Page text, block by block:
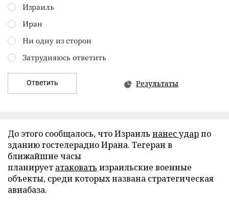
Израиль
Иран
Ни одну из сторон
Затрудняюсь ответить
Ответить Результаты
До этого сообщалось, что Израиль нанес ударпо
зданию гостелерадио Ирана. Тегеран в
ближайшие часы
планирует атаковать израильские военные
объекты, среди которых названа стратегическая
авиабаза.